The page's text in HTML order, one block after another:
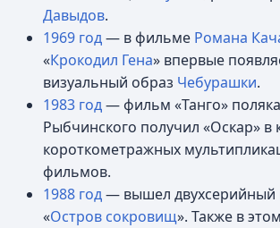
Давыдов.
1969 год— в фильме Романа
«Крокодил Гена» впервые
визуальный образ Чебурашки.
1983 год— фильм «Танго»
Рыбчинского получил «Оскар» в
короткометражных
фильмов.
1988 год— вышел двухсерийный
«Остров сокровищ». Также в